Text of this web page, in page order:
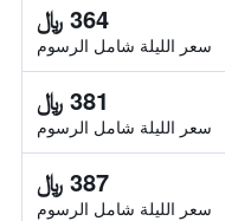
364 ﷼
سعر الليلة شامل الرسوم
381 ﷼
سعر الليلة شامل الرسوم
387 ﷼
سعر الليلة شامل الرسوم